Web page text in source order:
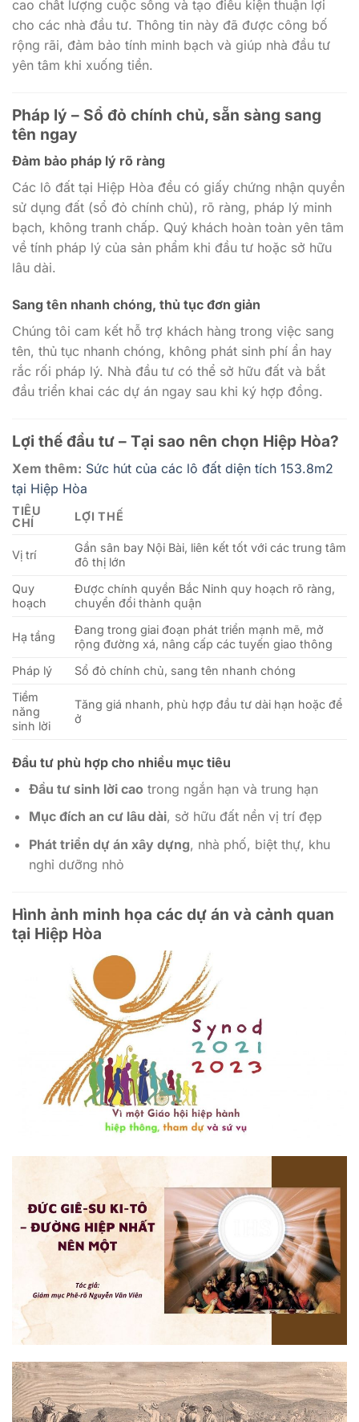
cao chất lượng cuộc sống và tạo điều kiện thuận lợi
cho các nhà đầu tư. Thông tin này đã được công bố
rộng rãi, đảm bảo tính minh bạch và giúp nhà đầu tư
yên tâm khi xuống tiền.
Pháp lý – Sổ đỏ chính chủ, sẵn sàng sang
tên ngay
Đảm bảo pháp lý rõ ràng
Các lô đất tại Hiệp Hòa đều có giấy chứng nhận quyền
sử dụng đất (sổ đỏ chính chủ), rõ ràng, pháp lý minh
bạch, không tranh chấp. Quý khách hoàn toàn yên tâm
về tính pháp lý của sản phẩm khi đầu tư hoặc sở hữu
lâu dài.
Sang tên nhanh chóng, thủ tục đơn giản
Chúng tôi cam kết hỗ trợ khách hàng trong việc sang
tên, thủ tục nhanh chóng, không phát sinh phí ẩn hay
rắc rối pháp lý. Nhà đầu tư có thể sở hữu đất và bắt
đầu triển khai các dự án ngay sau khi ký hợp đồng.
Lợi thế đầu tư – Tại sao nên chọn Hiệp Hòa?
Xem thêm: Sức hút của các lô đất diện tích 153.8m2
tại Hiệp Hòa
TIÊU
CHÍ
LỢI THẾ
Vị trí
Gần sân bay Nội Bài, liên kết tốt với các trung tâm
đô thị lớn
Quy
hoạch
Được chính quyền Bắc Ninh quy hoạch rõ ràng,
chuyển đổi thành quận
Hạ tầng
Đang trong giai đoạn phát triển mạnh mẽ, mở
rộng đường xá, nâng cấp các tuyến giao thông
Pháp lý
Sổ đỏ chính chủ, sang tên nhanh chóng
Tiềm
năng
sinh lời
Tăng giá nhanh, phù hợp đầu tư dài hạn hoặc để
ở
Đầu tư phù hợp cho nhiều mục tiêu
Đầu tư sinh lời cao trong ngắn hạn và trung hạn
Mục đích an cư lâu dài, sở hữu đất nền vị trí đẹp
Phát triển dự án xây dựng, nhà phố, biệt thự, khu
nghỉ dưỡng nhỏ
Hình ảnh minh họa các dự án và cảnh quan
tại Hiệp Hòa